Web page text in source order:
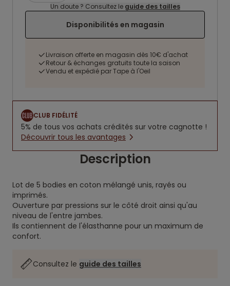
Un doute ? Consultez le guide des tailles
Disponibilités en magasin
Livraison offerte en magasin dès 10€ d'achat
Retour & échanges gratuits toute la saison
Vendu et expédié par Tape à l'Oeil
CLUB FIDÉLITÉ
5% de tous vos achats crédités sur votre cagnotte !
Découvrir tous les avantages
Description
Lot de 5 bodies en coton mélangé unis, rayés ou
imprimés.
Ouverture par pressions sur le côté droit ainsi qu'au
niveau de l'entre jambes.
Ils contiennent de l'élasthanne pour un maximum de
confort.
Consultez le guide des tailles